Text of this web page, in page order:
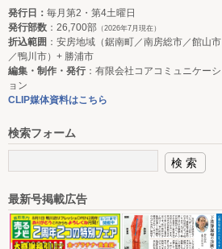
発行日： 毎月第2・第4土曜日
発行部数 ：26,700部 （2026年7月現在）
折込範囲 ：安房地域（鋸南町／南房総市／館山市
／鴨川市）+ 勝浦市
編集・制作・発行：有限会社コアコミュニケーシ
ョン
CLIP媒体資料はこちら
検索フォーム
最新号掲載広告